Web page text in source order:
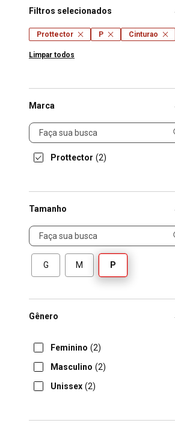
Filtros selecionados
Prottector P Cinturao
Limpar todos
Marca
Marca
Prottector (2)
Tamanho
Tamanho
G M P
Gênero
Feminino (2)
Masculino (2)
Unissex (2)